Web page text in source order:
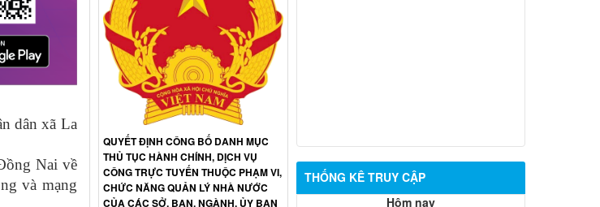
dân xã La
Nai về
và mạng
THỐNG KÊ TRUY CẬP
Hôm nay
QUYẾT ĐỊNH CÔNG BỐ DANH MỤC
THỦ TỤC HÀNH CHÍNH, DỊCH VỤ
CÔNG TRỰC TUYẾN THUỘC PHẠM VI,
CHỨC NĂNG QUẢN LÝ NHÀ NƯỚC
CỦA CÁC SỞ, BAN, NGÀNH, ỦY BAN